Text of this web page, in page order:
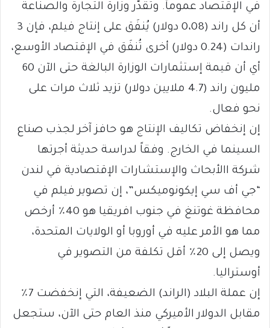
في الإقتصاد عموماً. وتقدّر وزارة التجارة والصناعة
أن كل راند (0،08 دولار) يُنفَق على إنتاج فيلم، فإن 3
راندات (0.24 دولار) أخرى تُنفَق في الإقتصاد الأوسع،
أي أن قيمة إستثمارات الوزارة البالغة حتى الآن 60
مليون راند (4.7 ملايين دولار) تزيد ثلاث مرات على
نحو فعال.
إن إنخفاض تكاليف الإنتاج هو حافز آخر لجذب صناع
السينما في الخارج. وفقاً لدراسة حديثة أجرتها
شركة االأبحاث والإستشارات الإقتصادية في لندن
“جي أف سي إيكونوميكس”، إن تصوير فيلم في
محافظة غوتنغ في جنوب افريقيا هو 40٪ أرخص
مما هو الأمر عليه في أوروبا أو الولايات المتحدة،
ويصل إلى 20٪ أقل تكلفة من التصوير في
أوستراليا.
إن عملة البلاد (الراند) الضعيفة، التي إنخفضت 7٪
مقابل الدولار الأميركي منذ العام حتى الآن، ستجعل